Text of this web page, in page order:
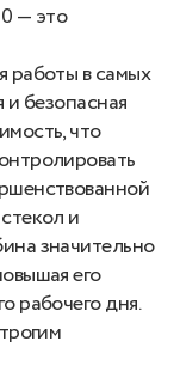
— это
работы в самых
и безопасная
что
и
значительно
его
рабочего дня.